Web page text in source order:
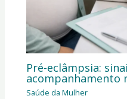
Pré-eclâmpsia:
acompanhamento
Saúde da Mulher